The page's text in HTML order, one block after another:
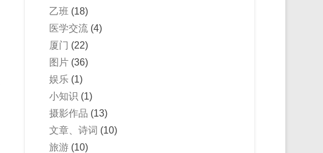
乙班 (18)
医学交流 (4)
厦门 (22)
图片 (36)
娱乐 (1)
小知识 (1)
摄影作品 (13)
文章、诗词 (10)
旅游 (10)